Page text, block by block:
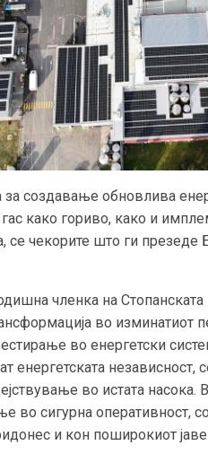
создавање обновлива
како гориво, како и
се чекорите што ги
членка на
во
во енергетски
енергетската
во истата насока.
во сигурна оперативност,
и кон поширокиот